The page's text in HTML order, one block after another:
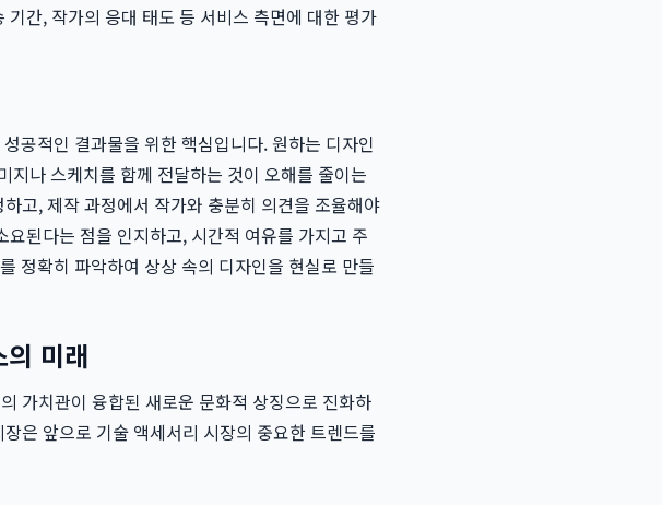
간, 작가의 응대 태도 등 서비스 측면에 대한 평가
공적인 결과물을 위한 핵심입니다. 원하는 디자인
지나 스케치를 함께 전달하는 것이 오해를 줄이는
고, 제작 과정에서 작가와 충분히 의견을 조율해야
된다는 점을 인지하고, 시간적 여유를 가지고 주
정확히 파악하여 상상 속의 디자인을 현실로 만들
미래
가치관이 융합된 새로운 문화적 상징으로 진화하
장은 앞으로 기술 액세서리 시장의 중요한 트렌드를